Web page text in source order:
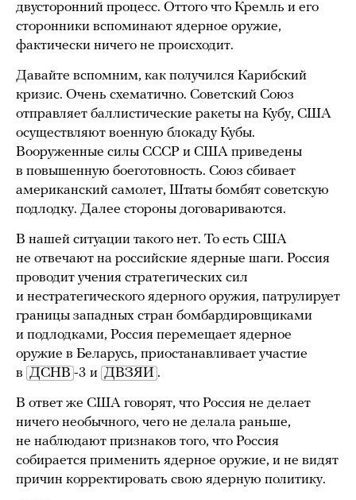
двусторонний процесс. Оттого что Кремль и его
сторонники вспоминают ядерное оружие,
фактически ничего не происходит.
Давайте вспомним, как получился Карибский
кризис. Очень схематично. Советский Союз
отправляет баллистические ракеты на Кубу, США
осуществляют военную блокаду Кубы.
Вооруженные силы СССР и США приведены
в повышенную боеготовность. Союз сбивает
американский самолет, Штаты бомбят советскую
подлодку. Далее стороны договариваются.
В нашей ситуации такого нет. То есть США
не отвечают на российские ядерные шаги. Россия
проводит учения стратегических сил
и нестратегического ядерного оружия, патрулирует
границы западных стран бомбардировщиками
и подлодками, Россия перемещает ядерное
оружие в Беларусь, приостанавливает участие
в ДСНВ -3 и ДВЗЯИ .
В ответ же США говорят, что Россия не делает
ничего необычного, чего не делала раньше,
не наблюдают признаков того, что Россия
собирается применить ядерное оружие, и не видят
причин корректировать свою ядерную политику.